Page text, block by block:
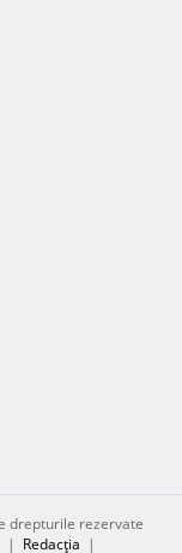
drepturile rezervate
| Redacţia |